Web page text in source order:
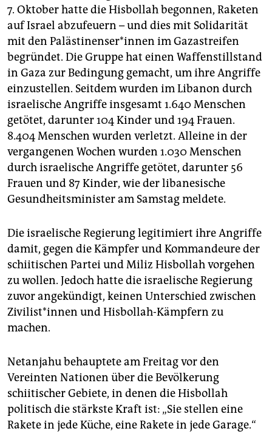
7. Oktober hatte die Hisbollah begonnen, Raketen
auf Israel abzufeuern – und dies mit Solidarität
mit den Pa­läs­ti­nen­se­r*in­nen im Gazastreifen
begründet. Die Gruppe hat einen Waffenstillstand
in Gaza zur Bedingung gemacht, um ihre Angriffe
einzustellen. Seitdem wurden im Libanon durch
israelische Angriffe insgesamt 1.640 Menschen
getötet, darunter 104 Kinder und 194 Frauen.
8.404 Menschen wurden verletzt. Alleine in der
vergangenen Wochen wurden 1.030 Menschen
durch israelische Angriffe getötet, darunter 56
Frauen und 87 Kinder, wie der libanesische
Gesundheitsminister am Samstag meldete.
Die israelische Regierung legitimiert ihre Angriffe
damit, gegen die Kämpfer und Kommandeure der
schiitischen Partei und Miliz Hisbollah vorgehen
zu wollen. Jedoch hatte die israelische Regierung
zuvor angekündigt, keinen Unterschied zwischen
Zi­vi­lis­t*in­nen und Hisbollah-Kämpfern zu
machen.
Netanjahu behauptete am Freitag vor den
Vereinten Nationen über die Bevölkerung
schiitischer Gebiete, in denen die Hisbollah
politisch die stärkste Kraft ist: „Sie stellen eine
Rakete in jede Küche, eine Rakete in jede Garage.“